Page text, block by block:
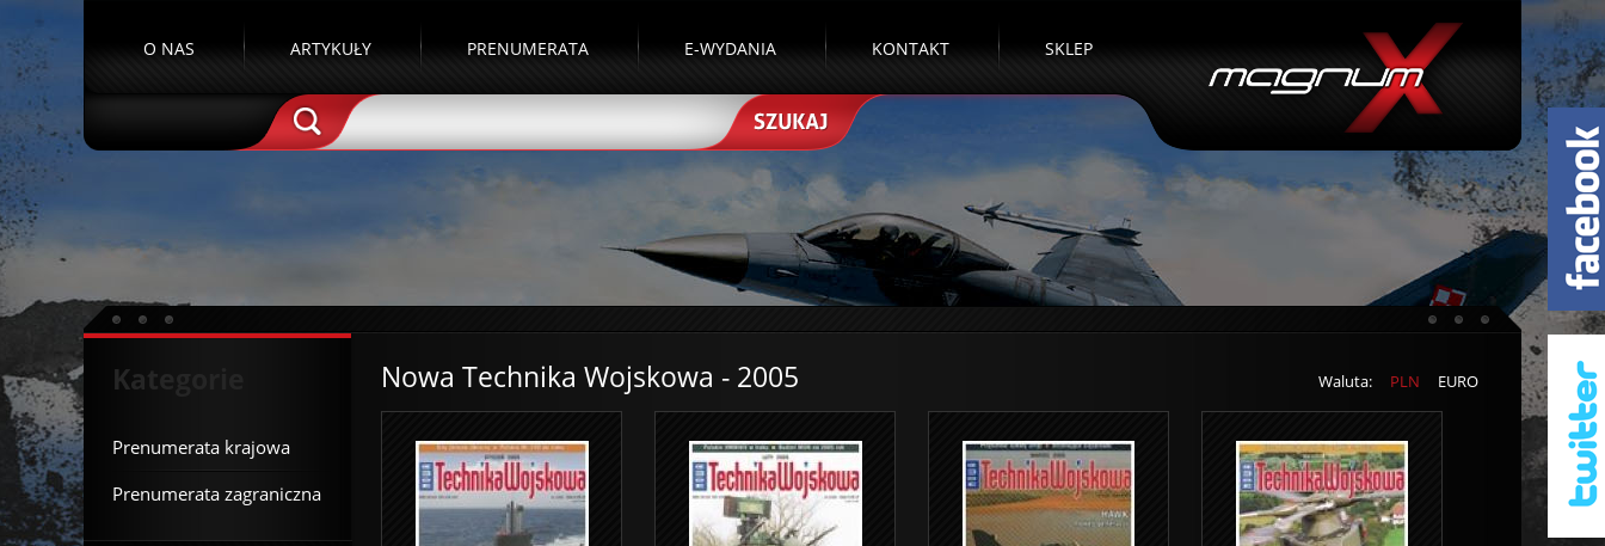
O NAS ARTYKUŁY PRENUMERATA E-WYDANIA KONTAKT SKLEP
Waluta: PLN EURO
Nowa Technika Wojskowa - 2005
Kategorie
Prenumerata krajowa
Prenumerata zagraniczna